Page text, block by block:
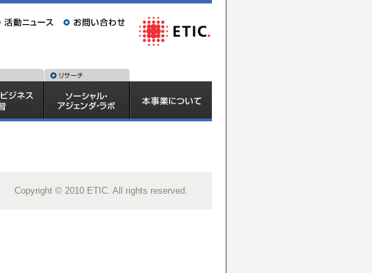
Copyright © 2010 ETIC. All rights reserved.